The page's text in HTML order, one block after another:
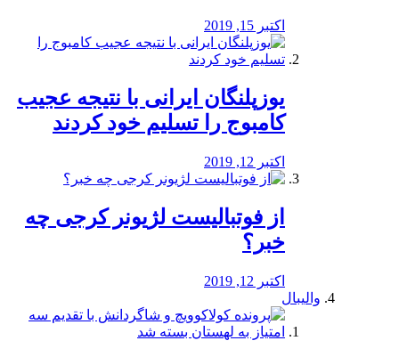
اکتبر 15, 2019
یوزپلنگان ایرانی با نتیجه عجیب
کامبوج را تسلیم خود کردند
اکتبر 12, 2019
از فوتبالیست لژیونر کرجی چه
خبر؟
اکتبر 12, 2019
والیبال